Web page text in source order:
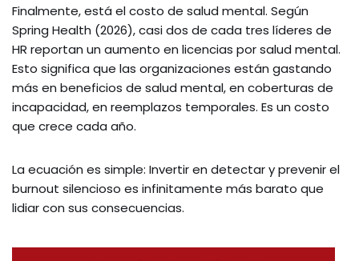
Finalmente, está el costo de salud mental. Según
Spring Health (2026), casi dos de cada tres líderes de
HR reportan un aumento en licencias por salud mental.
Esto significa que las organizaciones están gastando
más en beneficios de salud mental, en coberturas de
incapacidad, en reemplazos temporales. Es un costo
que crece cada año.
La ecuación es simple: Invertir en detectar y prevenir el
burnout silencioso es infinitamente más barato que
lidiar con sus consecuencias.